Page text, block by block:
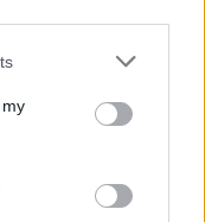
or more Google
You may click to
third-party tags to
in below Google
με
δική τους